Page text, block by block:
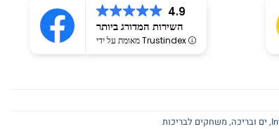
4.9
השירות המדורג ביותר
מאומת על ידי Trustindex
, ים ובריכה,משחקים לבריכות